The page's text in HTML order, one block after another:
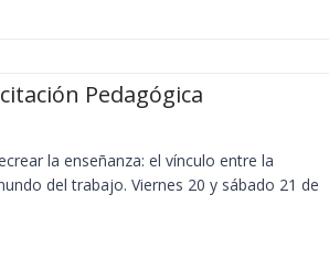
Pedagógica
la enseñanza: el vínculo entre la
del trabajo. Viernes 20 y sábado 21 de